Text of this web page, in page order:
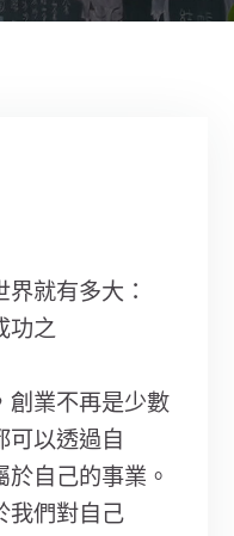
就有多大：
功之
創業不再是少數
可以透過自
自己的事業。
我們對自己